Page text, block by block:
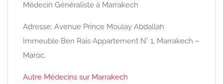
Médecin Généraliste à Marrakech
Adresse: Avenue Prince Moulay Abdallah
Immeuble Ben Raïs Appartement N° 1, Marrakech –
Maroc.
Autre Médecins sur Marrakech